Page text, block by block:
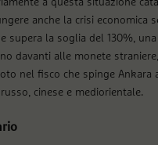
a questa situazione
anche la crisi economica
supera la soglia del 130%,
davanti alle monete
nel fisco che spinge Ankara
cinese e mediorientale.